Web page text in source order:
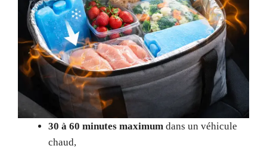
30 à 60 minutes maximum dans un véhicule
chaud,